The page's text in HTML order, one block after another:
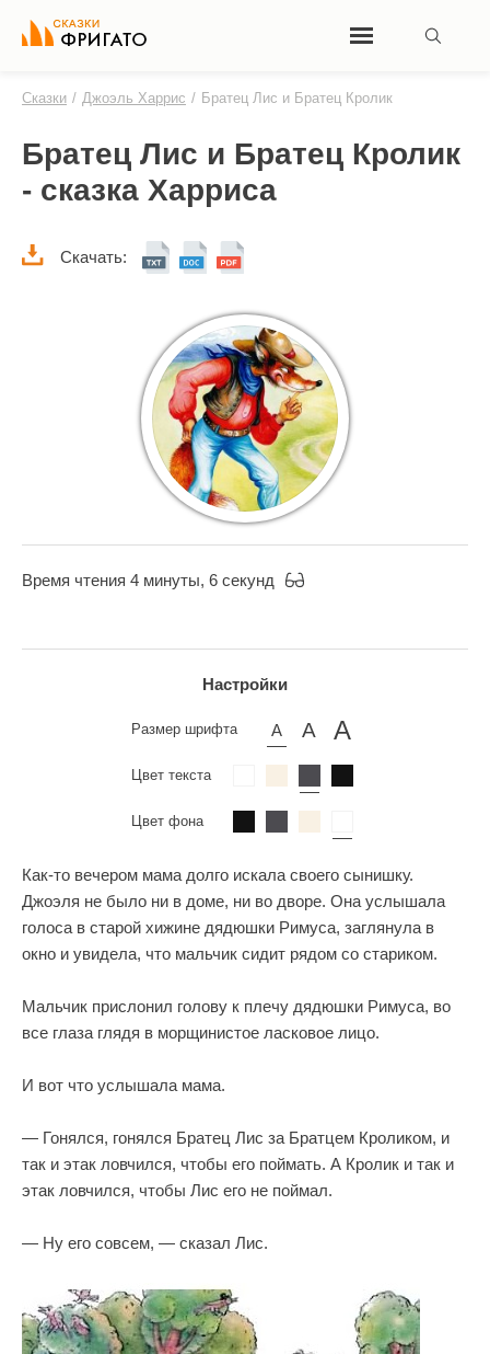
Сказки / Джоэль Харрис / Братец Лис и Братец Кролик
Братец Лис и Братец Кролик
- сказка Харриса
Скачать:
Время чтения 4 минуты, 6 секунд
Настройки
Размер шрифта
Цвет текста
Цвет фона
Как-то вечером мама долго искала своего сынишку.
Джоэля не было ни в доме, ни во дворе. Она услышала
голоса в старой хижине дядюшки Римуса, заглянула в
окно и увидела, что мальчик сидит рядом со стариком.
Мальчик прислонил голову к плечу дядюшки Римуса, во
все глаза глядя в морщинистое ласковое лицо.
И вот что услышала мама.
— Гонялся, гонялся Братец Лис за Братцем Кроликом, и
так и этак ловчился, чтобы его поймать. А Кролик и так и
этак ловчился, чтобы Лис его не поймал.
— Ну его совсем, — сказал Лис.